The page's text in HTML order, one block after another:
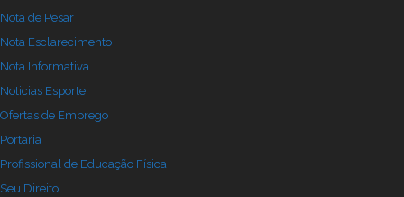
Nota de Pesar
Nota Esclarecimento
Nota Informativa
Noticias Esporte
Ofertas de Emprego
Portaria
Profissional de Educação Física
Seu Direito